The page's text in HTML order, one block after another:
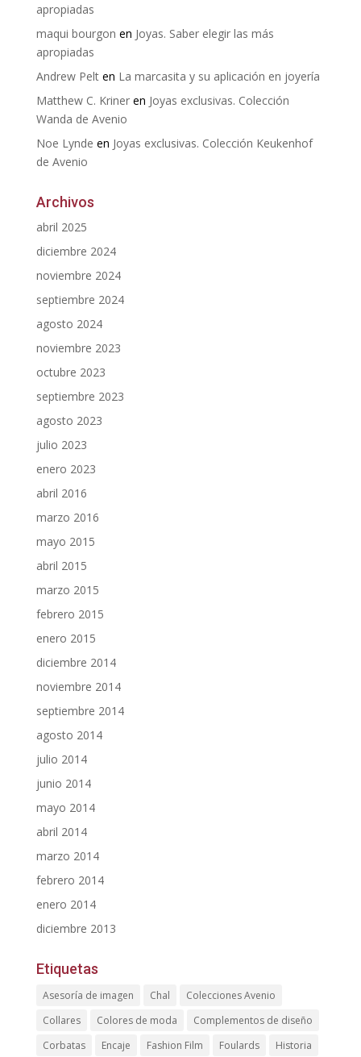
apropiadas
maqui bourgon en Joyas. Saber elegir las más
apropiadas
Andrew Pelten La marcasita y su aplicación en joyería
Matthew C. Krineren Joyas exclusivas. Colección
Wanda de Avenio
Noe Lynde en Joyas exclusivas. Colección Keukenhof
de Avenio
Archivos
abril 2025
diciembre 2024
noviembre 2024
septiembre 2024
agosto 2024
noviembre 2023
octubre 2023
septiembre 2023
agosto 2023
julio 2023
enero 2023
abril 2016
marzo 2016
mayo 2015
abril 2015
marzo 2015
febrero 2015
enero 2015
diciembre 2014
noviembre 2014
septiembre 2014
agosto 2014
julio 2014
junio 2014
mayo 2014
abril 2014
marzo 2014
febrero 2014
enero 2014
diciembre 2013
Etiquetas
Asesoría de imagen Chal
Colecciones Avenio
Collares
Colores de moda
Complementos de diseño
Corbatas
Encaje Fashion Film Foulards
Historia